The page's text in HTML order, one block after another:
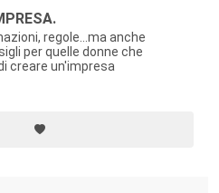
regole...ma anche
per quelle donne che
creare un'impresa